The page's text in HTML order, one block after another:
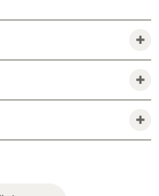
ve ses çıkarır. Bu
emekleme ve hareket
sayesinde kas gelişimine
ve görsel etki, neden–